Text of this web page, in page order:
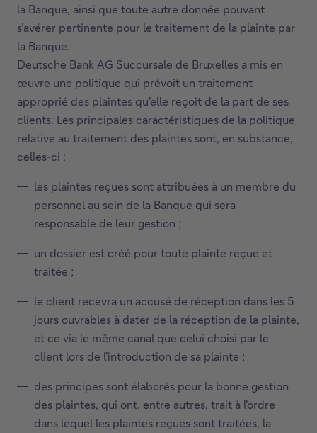
e
la Banque, ainsi que toute autre donnée pouvant
s’avérer pertinente pour le traitement de la plainte par
la Banque.
Deutsche Bank AG Succursale de Bruxelles a mis en
œuvre une politique qui prévoit un traitement
approprié des plaintes qu'elle reçoit de la part de ses
clients. Les principales caractéristiques de la politique
relative au traitement des plaintes sont, en substance,
celles-ci :
les plaintes reçues sont attribuées à un membre du
personnel au sein de la Banque qui sera
responsable de leur gestion ;
un dossier est créé pour toute plainte reçue et
traitée ;
le client recevra un accusé de réception dans les 5
jours ouvrables à dater de la réception de la plainte,
et ce via le même canal que celui choisi par le
client lors de l'introduction de sa plainte ;
des principes sont élaborés pour la bonne gestion
des plaintes, qui ont, entre autres, trait à l'ordre
dans lequel les plaintes reçues sont traitées, la